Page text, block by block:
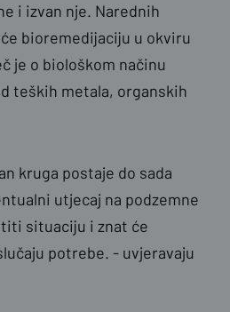
i izvan nje. Narednih
bioremedijaciju u okviru
je o biološkom načinu
teških metala, organskih
kruga postaje do sada
utjecaj na podzemne
situaciju i znat će
potrebe. - uvjeravaju